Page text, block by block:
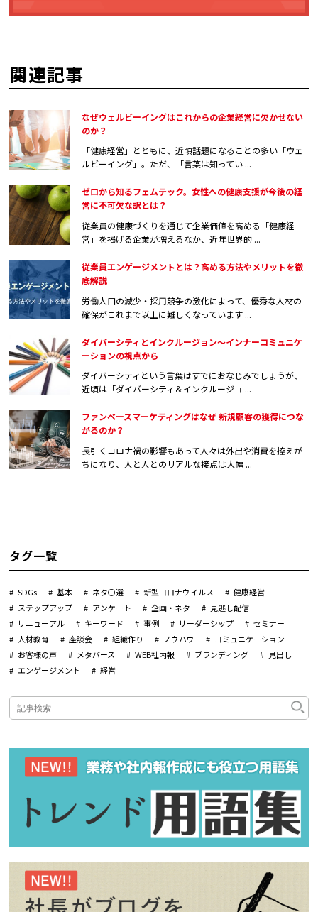
関連記事
なぜウェルビーイングはこれからの企業経営に欠かせない
のか？
「健康経営」とともに、近頃話題になることの多い「ウェ
ルビーイング」。ただ、「言葉は知ってい ...
ゼロから知るフェムテック。女性への健康支援が今後の経
営に不可欠な訳とは？
従業員の健康づくりを通じて企業価値を高める「健康経
営」を掲げる企業が増えるなか、近年世界的 ...
従業員エンゲージメントとは？高める方法やメリットを徹
底解説
労働人口の減少・採用競争の激化によって、優秀な人材の
確保がこれまで以上に難しくなっています ...
ダイバーシティとインクルージョン～インナーコミュニケ
ーションの視点から
ダイバーシティという言葉はすでにおなじみでしょうが、
近頃は「ダイバーシティ＆インクルージョ ...
ファンベースマーケティングはなぜ 新規顧客の獲得につな
がるのか？
長引くコロナ禍の影響もあって人々は外出や消費を控えが
ちになり、人と人とのリアルな接点は大幅 ...
タグ一覧
SDGs 基本 ネタ〇選 新型コロナウイルス
健康経営
ステップアップ
アンケート 企画・ネタ
見逃し配信
リニューアル
キーワード 事例 リーダーシップ
セミナー
人材教育
座談会 組織作り ノウハウ
コミュニケーション
お客様の声
メタバース WEB社内報 ブランディング
見出し
エンゲージメント
経営